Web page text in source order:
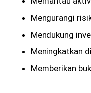
Mengurangi
Mendukung
Meningkatkan
Memberikan